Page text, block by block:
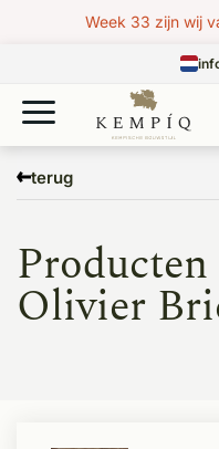
Week 33 zijn wij
terug
Olivier Bricks
Olivier